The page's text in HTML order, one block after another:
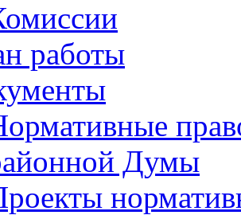
работы
Думы